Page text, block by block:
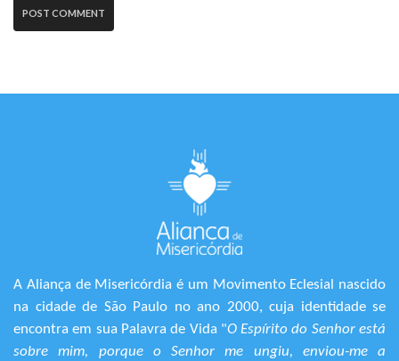
A Aliança de Misericórdia é um Movimento Eclesial nascido
na cidade de São Paulo no ano 2000, cuja identidade se
encontra em sua Palavra de Vida "O Espírito do Senhor está
sobre mim, porque o Senhor me ungiu, enviou-me a